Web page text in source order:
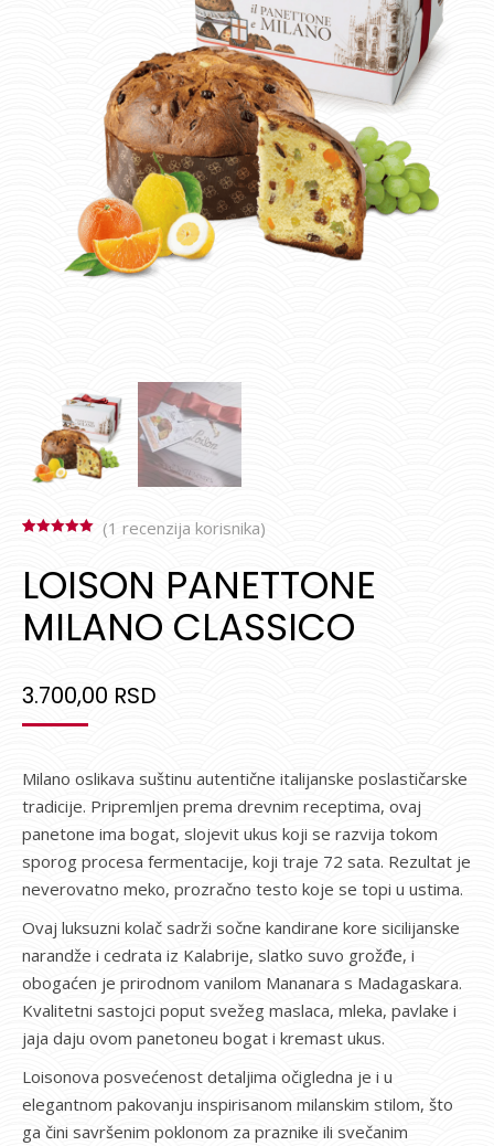
LOISON PANETTONE
MILANO CLASSICO
3.700,00 RSD
osnovu
ocene kupca
(1 recenzija korisnika)
Milano oslikava suštinu autentične italijanske poslastičarske
tradicije. Pripremljen prema drevnim receptima, ovaj
panetone ima bogat, slojevit ukus koji se razvija tokom
sporog procesa fermentacije, koji traje 72 sata. Rezultat je
neverovatno meko, prozračno testo koje se topi u ustima.
Ovaj luksuzni kolač sadrži sočne kandirane kore sicilijanske
narandže i cedrata iz Kalabrije, slatko suvo grožđe, i
obogaćen je prirodnom vanilom Mananara s Madagaskara.
Kvalitetni sastojci poput svežeg maslaca, mleka, pavlake i
jaja daju ovom panetoneu bogat i kremast ukus.
Loisonova posvećenost detaljima očigledna je i u
elegantnom pakovanju inspirisanom milanskim stilom, što
ga čini savršenim poklonom za praznike ili svečanim